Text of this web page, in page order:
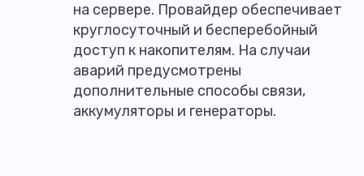
на сервере. Провайдер обеспечивает
круглосуточный и бесперебойный
доступ к накопителям. На случаи
аварий предусмотрены
дополнительные способы связи,
аккумуляторы и генераторы.